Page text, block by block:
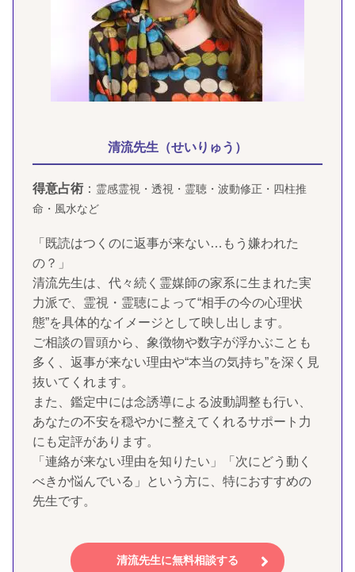
清流先生（せいりゅう）
得意占術 ： 霊感霊視・透視・霊聴・波動修正・四柱推
命・風水など
「既読はつくのに返事が来ない…もう嫌われた
の？」
清流先生は、代々続く霊媒師の家系に生まれた実
力派で、霊視・霊聴によって“相手の今の心理状
態”を具体的なイメージとして映し出します。
ご相談の冒頭から、象徴物や数字が浮かぶことも
多く、返事が来ない理由や“本当の気持ち”を深く見
抜いてくれます。
また、鑑定中には念誘導による波動調整も行い、
あなたの不安を穏やかに整えてくれるサポート力
にも定評があります。
「連絡が来ない理由を知りたい」「次にどう動く
べきか悩んでいる」という方に、特におすすめの
先生です。
清流先生に無料相談する